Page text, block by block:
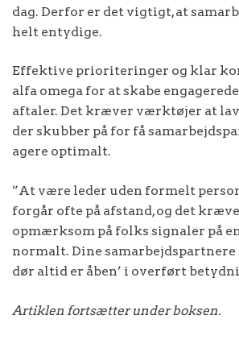
dag. Derfor er det vigtigt, at
helt entydige.
Effektive prioriteringer og klar
alfa omega for at skabe
aftaler. Det kræver værktøjer at
der skubber på for få
agere optimalt.
”At være leder uden formelt
forgår ofte på afstand, og det
opmærksom på folks signaler på
normalt. Dine samarbejdspartnere
dør altid er åben’ i overført
Artiklen fortsætter under boksen.